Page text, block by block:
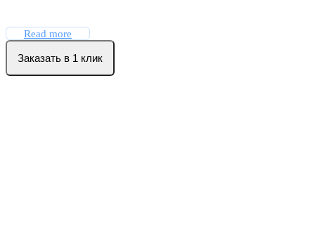
Read more
Заказать в 1 клик